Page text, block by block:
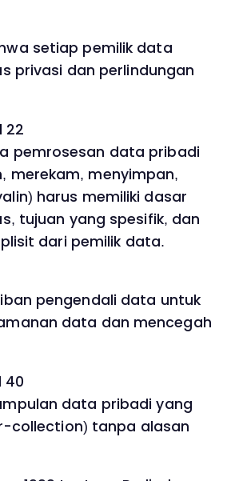
setiap pemilik data
privasi dan perlindungan
22
pemrosesan data pribadi
merekam, menyimpan,
harus memiliki dasar
tujuan yang spesifik, dan
dari pemilik data.
pengendali data untuk
data dan mencegah
40
data pribadi yang
collection) tanpa alasan